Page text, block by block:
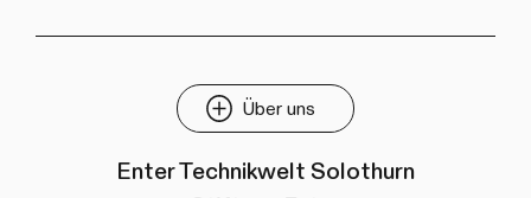
Über uns
Enter Technikwelt Solothurn